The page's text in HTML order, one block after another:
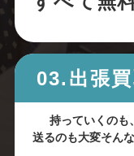
03.出張
持っていくのも、
送るのも大変そん